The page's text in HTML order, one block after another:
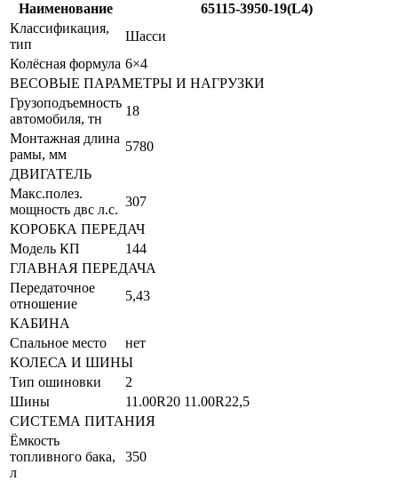
Наименование
65115-3950-19(L4)
Классификация,
тип
Шасси
Колёсная формула 6×4
ВЕСОВЫЕ ПАРАМЕТРЫ И НАГРУЗКИ
Грузоподъемность
автомобиля, тн
18
Монтажная длина
рамы, мм
5780
ДВИГАТЕЛЬ
Макс.полез.
мощность двс л.с.
307
КОРОБКА ПЕРЕДАЧ
Модель КП
144
ГЛАВНАЯ ПЕРЕДАЧА
Передаточное
отношение
5,43
КАБИНА
Спальное место
нет
КОЛЕСА И ШИНЫ
Тип ошиновки
2
Шины
11.00R20 11.00R22,5
СИСТЕМА ПИТАНИЯ
Ёмкость
топливного бака,
л
350